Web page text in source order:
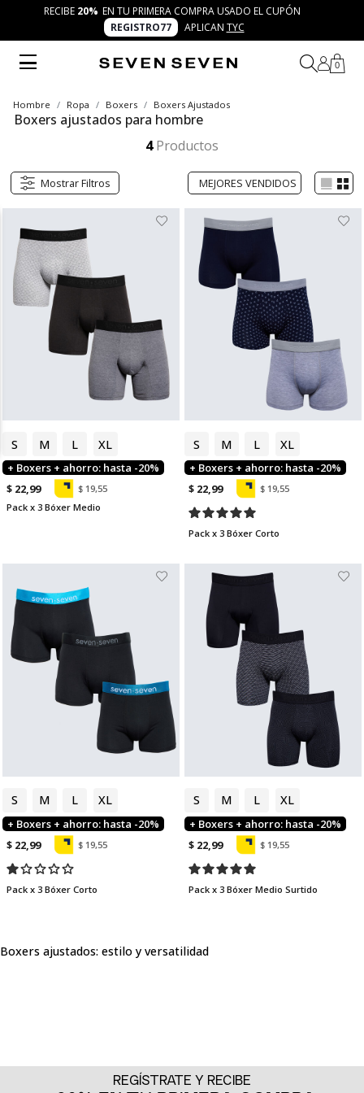
RECIBE 20% EN TU PRIMERA COMPRA USADO EL CUPÓN
REGISTRO77
APLICAN TYC
0
Hombre Ropa Boxers Boxers Ajustados
Boxers ajustados para hombre
4Productos
Mostrar Filtros
S M L XL
+ Boxers + ahorro: hasta -20%
$ 22,99
$ 19,55
Pack x 3 Bóxer Medio
S M L XL
+ Boxers + ahorro: hasta -20%
$ 22,99
$ 19,55
Pack x 3 Bóxer Corto
S M L XL
+ Boxers + ahorro: hasta -20%
$ 22,99
$ 19,55
Pack x 3 Bóxer Corto
S M L XL
+ Boxers + ahorro: hasta -20%
$ 22,99
$ 19,55
Pack x 3 Bóxer Medio Surtido
Boxers ajustados: estilo y versatilidad
que se adaptan con facilidad a diferentes contextos.
Ajuste perfecto que da confianza
REGÍSTRATE Y RECIBE